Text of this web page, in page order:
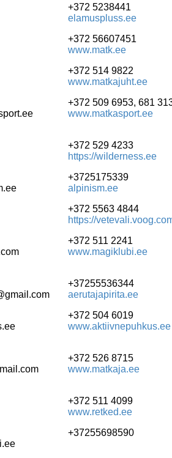
+372 5238441
elamuspluss.ee
+372 56607451
www.matk.ee
+372 514 9822
www.matkajuht.ee
+372 509 6953, 681
www.matkasport.ee
+372 529 4233
https://wilderness.ee
+3725175339
alpinism.ee
+372 5563 4844
https://
+372 511 2241
www.magiklubi.ee
+37255536344
aerutajapirita.ee
+372 504 6019
www.aktiivnepuhkus.ee
+372 526 8715
www.matkaja.ee
+372 511 4099
www.retked.ee
+37255698590